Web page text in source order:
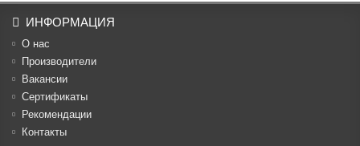
ИНФОРМАЦИЯ
О нас
Производители
Вакансии
Cертификаты
Рекомендации
Контакты